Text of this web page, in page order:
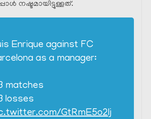
നഷ്ടമായിട്ടുള്ളത്.
Enrique against FC
as a manager:
matches
losses
GtRmE5o2lj